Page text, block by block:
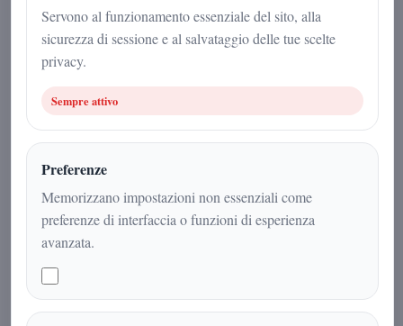
4min
Servono al funzionamento essenziale del sito, alla
sicurezza di sessione e al salvataggio delle tue scelte
privacy.
Sempre attivo
Preferenze
Memorizzano impostazioni non essenziali come
preferenze di interfaccia o funzioni di esperienza
avanzata.